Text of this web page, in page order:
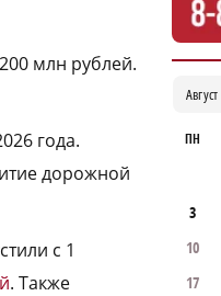
млн рублей.
года.
дорожной
с 1
. Также
ПН
3
10
17